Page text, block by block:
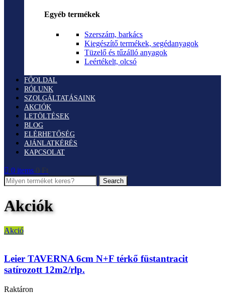
Egyéb termékek
Szerszám, barkács
Kiegészítő termékek, segédanyagok
Tüzelő és tűzálló anyagok
Leértékelt, olcsó
FŐOLDAL
RÓLUNK
SZOLGÁLTATÁSAINK
AKCIÓK
LETÖLTÉSEK
BLOG
ELÉRHETŐSÉG
AJÁNLATKÉRÉS
KAPCSOLAT
0 items 0 Ft
Search
Akciók
Akció
Leier TAVERNA 6cm N+F térkő füstantracit
satírozott 12m2/rlp.
Raktáron